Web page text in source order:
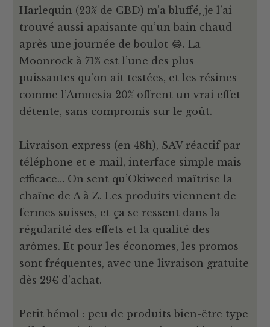
Harlequin (23% de CBD) m’a bluffé, je l’ai
trouvé aussi apaisante qu’un bain chaud
après une journée de boulot 😂. La
Moonrock à 71% est l’une des plus
puissantes qu’on ait testées, et les résines
comme l’Amnesia 20% offrent un vrai effet
détente, sans compromis sur le goût.
Livraison express (en 48h), SAV réactif par
téléphone et e-mail, interface simple mais
efficace… On sent qu’Okiweed maîtrise la
chaîne de A à Z. Les produits viennent de
fermes suisses, et ça se ressent dans la
régularité des effets et la qualité des
arômes. Et pour les économes, les promos
sont fréquentes, avec une livraison gratuite
dès 29€ d’achat.
Petit bémol : peu de produits bien-être type